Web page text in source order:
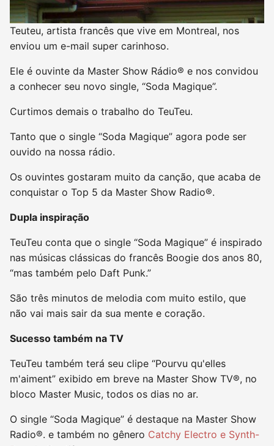
Teuteu, artista francês que vive em Montreal, nos
enviou um e-mail super carinhoso.
Ele é ouvinte da Master Show Rádio® e nos convidou
a conhecer seu novo single, “Soda Magique”.
Curtimos demais o trabalho do TeuTeu.
Tanto que o single “Soda Magique” agora pode ser
ouvido na nossa rádio.
Os ouvintes gostaram muito da canção, que acaba de
conquistar o Top 5 da Master Show Radio®.
Dupla inspiração
TeuTeu conta que o single “Soda Magique” é inspirado
nas músicas clássicas do francês Boogie dos anos 80,
“mas também pelo Daft Punk.”
São três minutos de melodia com muito estilo, que
não vai mais sair da sua mente e coração.
Sucesso também na TV
TeuTeu também terá seu clipe “Pourvu qu'elles
m'aiment” exibido em breve na Master Show TV®, no
bloco Master Music, todos os dias no ar.
O single “Soda Magique” é destaque na Master Show
Radio®. e também no gênero Catchy Electro e Synth-